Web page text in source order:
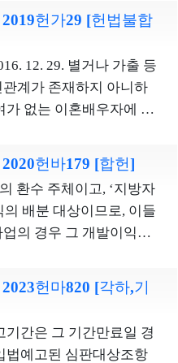
실체나 절차에 관하여
재한 서면에 피의자가 당
의견서에 기재된 이러한
기관의 수사과정에서 작
진술이 기재된 신문조
는 성격의 것이고,
술이 기재된 신문조서나
증거능력을 인정하지 않
서에 기재된 동일한 내
피의자 등의 보호를 목
지위나 변호인 제도의
. 따라서 피고인이 피의
병역의무를 이행하게 해
권리가 존재하지 않는
복무 장소를 교정시설에
복무요원이 수행하는 구
회복지시설, 병원, 응급
여될 수 있는 업무들을
길게 하거나 대체복무의
경우와 최소한 같게 하거
힘들게 하는 것은 대체역
단이 된다. 다만, 대체복
정도가 과도하여 양심
더라도 도저히 이를 선택
것은 대체복무제를 유명
국민의 기본권 보호라
하고자 하는 것이다. 대
역무와 관련한 것이 모두
반드시 신체등급을 고려
하여야 한다고 보기 어
체적 권리가 존재하지 않
복무 장소를 교정시설
체복무요원이 수행하는
사회복지시설, 병원, 응
부여될 수 있는 업무들
체복무의 기간을 현역 복
도 길게 하거나 대체복무
경우와 최소한 같게 하
, 같은 법 제1조에서는 위
감항성 유지 및 안전운항
것이라고 규정하고 있다.
박이 건조되어 운항하
여러 검사들을 규정하고
하는 경우에는 감항성
고 볼 수 있다. 그렇다면
박의 감항성의 결함’이란
하고 있는 각종 검사 기
’이라는 의미로 명확하
, 신고의무조 항은 죄형
칙에 위배되지 않는
헌가29 [헌법불합
12. 29. 별거나 가출 등
계가 존재하지 아니하
가 없는 이혼배우자에 대
자의 재산권을 침해하
지 아니한다고 결정하였
이하 ‘종전 헌법불합치
대상조항은 국민연금법
할연금 지급 사유가 발생
록 규정하고 있는바, 실
해소되어 분할연금의 기
급권 형성에 아무런 기
헌바179 [합헌]
환수 주체이고, ‘지방자
의 배분 대상이므로, 이들
의 경우 그 개발이익을
경우, 그 개발이익을 공
고 있다가 추후 국가사
는 점에서, 개발이익을 전
헌마820 [각하,기
기간은 그 기간만료일 경
법예고된 심판대상조항